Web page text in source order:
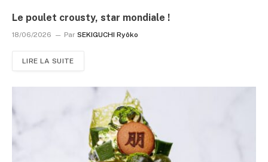
Le poulet crousty, star mondiale !
18/06/2026 Par SEKIGUCHI Ryôko
LIRE LA SUITE